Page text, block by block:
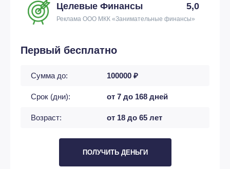
Целевые Финансы 5,0
Реклама ООО МКК «Занимательные финансы»
Первый бесплатно
Сумма до: 100000 ₽
Срок (дни): от 7 до 168 дней
Возраст: от 18 до 65 лет
ПОЛУЧИТЬ ДЕНЬГИ